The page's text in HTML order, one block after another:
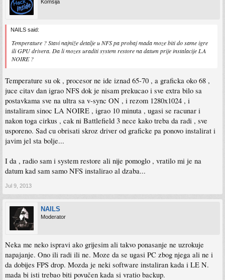
Komšija
NAILS said:
Temperature ? Stavi najniže detalje u NFS pa probaj mada moze biti do same igre
ili GPU drivera. Da li mozes uraditi system restore na datum prije instalacije LA
NOIRE ?
Temperature su ok , procesor ne ide iznad 65-70 , a graficka oko 68 ,
juce citav dan igrao NFS dok je nisam prekucao i sve extra bilo sa
postavkama sve na ultra sa v-sync ON , i rezom 1280x1024 , i
instaliram sinoc LA NOIRE , igrao 10 minuta , ugasi se racunar i
nakon toga cirkus , cak ni Battlefield 3 nece kako treba da radi , sve
usporeno. Sad cu obrisati skroz driver od graficke pa ponovo instalirat i
javim jel sta bolje...
I da , radio sam i system restore ali nije pomoglo , vratilo mi je na
datum kad sam samo NFS instalirao al dzaba...
Jul 9, 2013
NAILS
Moderator
Neka me neko ispravi ako grijesim ali takvo ponasanje ne uzrokuje
napajanje. Ono ili radi ili ne. Moze da se ugasi PC zbog njega ali ne i
da dobijes FPS drop. Mozda je neki software instaliran kada i LE N.
mada bi isti trebao biti povučen kada si vratio backup.